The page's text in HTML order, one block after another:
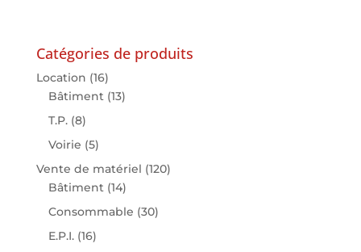
Catégories de produits
Location (16)
Bâtiment (13)
T.P. (8)
Voirie (5)
Vente de matériel (120)
Bâtiment (14)
Consommable (30)
E.P.I. (16)